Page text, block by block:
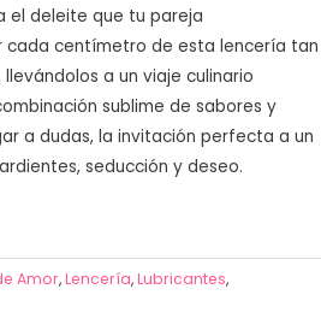
el deleite que tu pareja
cada centímetro de esta lencería tan
a un viaje culinario
sublime de sabores y
a dudas, la invitación perfecta a un
seducción y deseo.
Amor,Lencería,Lubricantes,